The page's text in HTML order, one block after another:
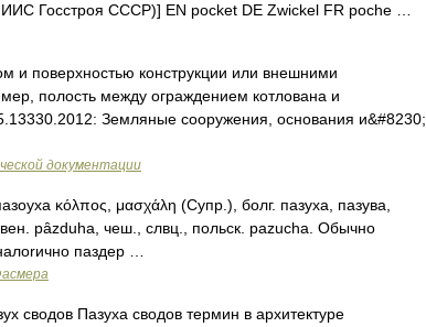
Госстроя СССР)] EN pocket DE Zwickel FR poche …
и поверхностью конструкции или внешними
полость между ограждением котлована и
Земляные сооружения, основания и&#8230;
документации
κόλπος, μασχάλη (Супр.), болг. пазуха, пазува,
pȃzduha, чеш., слвц., польск. раzuсhа. Обычно
паздер …
сводов Пазуха сводов термин в архитектуре